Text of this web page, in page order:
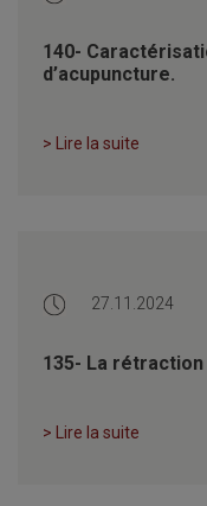
140-
d’acupuncture.
> Lire la suite
27.11.2024
135- La rétraction
> Lire la suite